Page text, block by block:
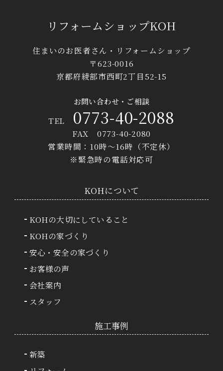
リフォームショップKOH
住まいのお医者さん・リフォームショップ
〒623-0016
京都府綾部市西町2丁目52-15
お問い合わせ・ご相談
TEL 0773-40-2088
FAX 0773-40-2080
営業時間：10時〜16時（不定休）
※緊急時の電話対応可
KOHについて
KOHの大切にしていること
KOHの家づくり
安心・安全の家づくり
お客様の声
会社案内
スタッフ
施⼯事例
新築